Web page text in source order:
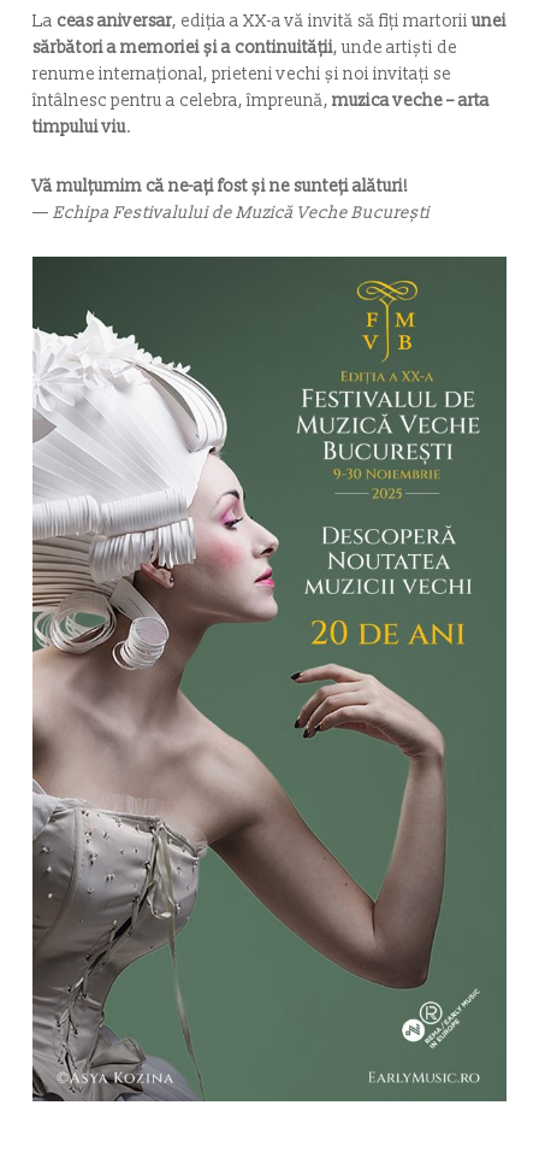
La ceas aniversar, ediția a XX-a vă invită să fiți martoriiunei
sărbători a memoriei și a continuității, unde artiști de
renume internațional, prieteni vechi și noi invitați se
întâlnesc pentru a celebra, împreună, muzica veche – arta
timpului viu.
Vă mulțumim că ne-ați fost și ne sunteți alături!
— Echipa Festivalului de Muzică Veche București